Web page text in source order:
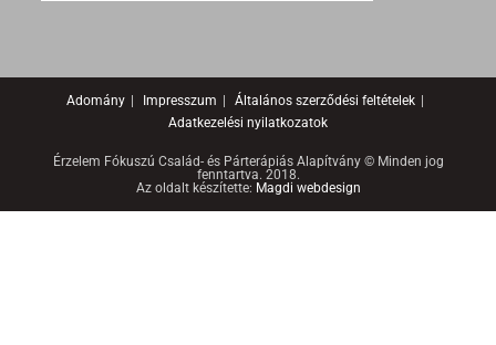
Adomány Impresszum
Általános szerződési feltételek
Adatkezelési nyilatkozatok
Érzelem Fókuszú Család- és Párterápiás Alapítvány © Minden jog
fenntartva. 2018.
Az oldalt készítette: Magdi webdesign